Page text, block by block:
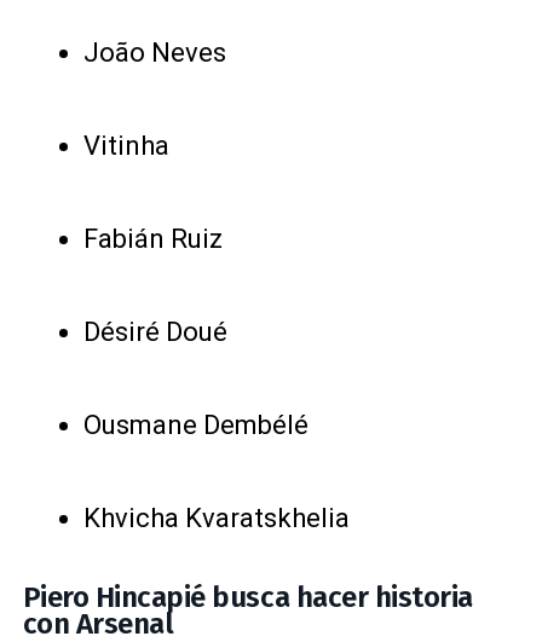
João Neves
Vitinha
Fabián Ruiz
Désiré Doué
Ousmane Dembélé
Khvicha Kvaratskhelia
Piero Hincapié busca hacer historia
con Arsenal